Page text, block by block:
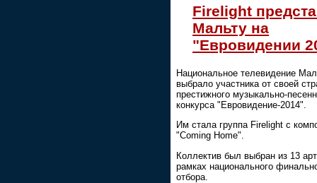
Firelight
Мальту на
"Евровидении
Национальное телевидение
выбрало участника от своей
престижного музыкально-
конкурса "Евровидение-2014".
Им стала группа Firelight с
"Coming Home".
Коллектив был выбран из 13
рамках национального
отбора.